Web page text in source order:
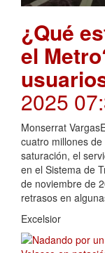
¿Qué
el
2025
Monserrat
cuatro millones
saturación, el
en el Sistema de
de noviembre de
retrasos en
Excelsior